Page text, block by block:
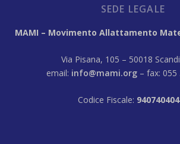
SEDE LEGALE
MAMI – Movimento Allattamento
Via Pisana, 105 – 50018
email: info@mami.org – fax: 055
Codice Fiscale: